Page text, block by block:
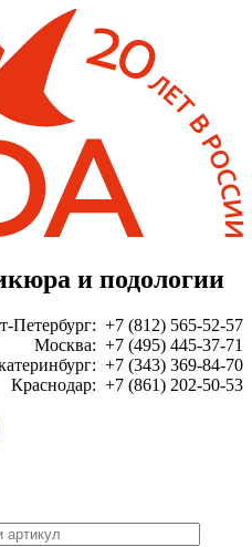
и подологии
Петербург: +7 (812) 565-52-57
Москва: +7 (495) 445-37-71
+7 (343) 369-84-70
Краснодар: +7 (861) 202-50-53